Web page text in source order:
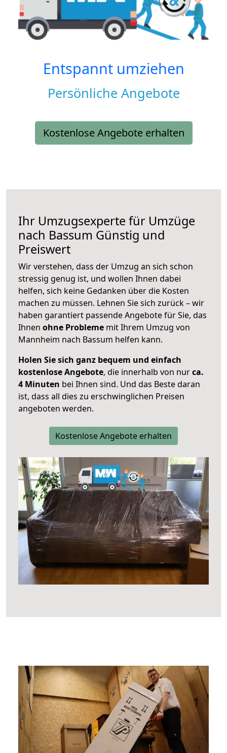
Entspannt umziehen
Persönliche Angebote
Kostenlose Angebote erhalten
Ihr Umzugsexperte für Umzüge
nach Bassum Günstig und
Preiswert
Wir verstehen, dass der Umzug an sich schon
stressig genug ist, und wollen Ihnen dabei
helfen, sich keine Gedanken über die Kosten
machen zu müssen. Lehnen Sie sich zurück – wir
haben garantiert passende Angebote für Sie, das
Ihnen ohne Probleme mit Ihrem Umzug von
Mannheim nach Bassum helfen kann.
Holen Sie sich ganz bequem und einfach
kostenlose Angebote, die innerhalb von nurca.
4 Minuten bei Ihnen sind. Und das Beste daran
ist, dass all dies zu erschwinglichen Preisen
angeboten werden.
Kostenlose Angebote erhalten